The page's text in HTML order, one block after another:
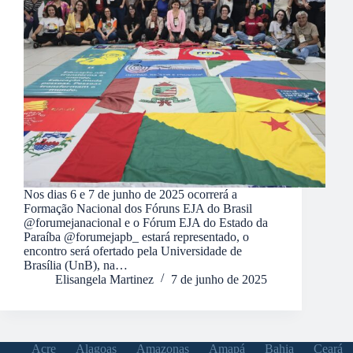
Nos dias 6 e 7 de junho de 2025 ocorrerá a
Formação Nacional dos Fóruns EJA do Brasil
@forumejanacional e o Fórum EJA do Estado da
Paraíba @forumejapb_ estará representado, o
encontro será ofertado pela Universidade de
Brasília (UnB), na…
Elisangela Martinez
7 de junho de 2025
Acre Alagoas Amazonas Amapá Bahia Ceará